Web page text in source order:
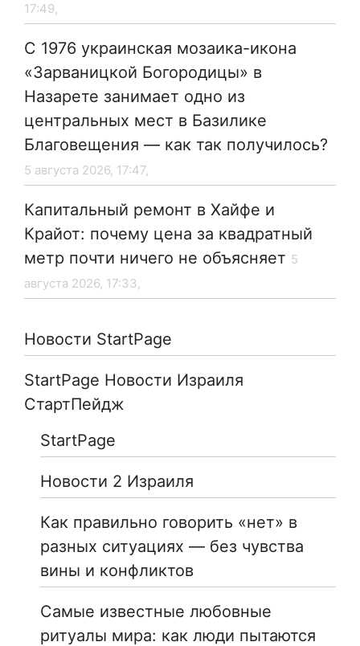
17:49,
С 1976 украинская мозаика-икона
«Зарваницкой Богородицы» в
Назарете занимает одно из
центральных мест в Базилике
Благовещения — как так получилось?
5 августа 2026, 17:47,
Капитальный ремонт в Хайфе и
Крайот: почему цена за квадратный
метр почти ничего не объясняет 5
августа 2026, 17:33,
Новости StartPage
StartPage Новости Израиля
СтартПейдж
StartPage
Новости 2 Израиля
Как правильно говорить «нет» в
разных ситуациях — без чувства
вины и конфликтов
Самые известные любовные
ритуалы мира: как люди пытаются